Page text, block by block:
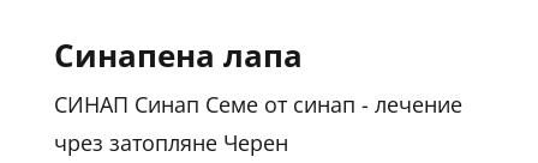
Синапена лапа
СИНАП Синап Семе от синап - лечение
чрез затопляне Черен